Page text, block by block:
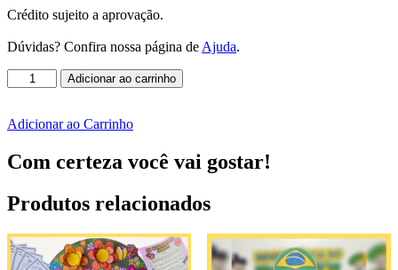
Crédito sujeito a aprovação.
Dúvidas? Confira nossa página de Ajuda.
Sala
Escola
Adicionar ao carrinho
Adicionar ao Carrinho
Com certeza você vai gostar!
Produtos relacionados